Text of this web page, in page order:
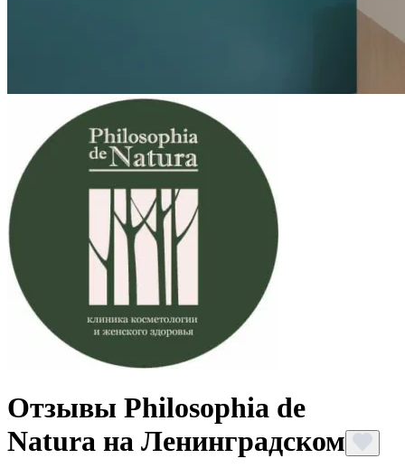
Отзывы Philosophia de
Natura на Ленинградском